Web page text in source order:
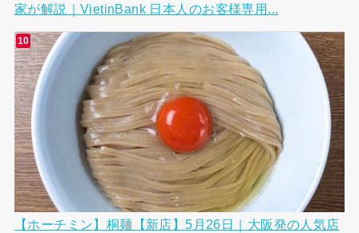
家が解説｜VietinBank 日本人のお客様専用...
【ホーチミン】桐麺【新店】5月26日｜大阪発の人気店